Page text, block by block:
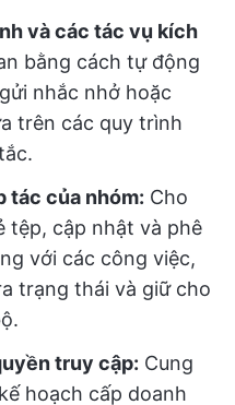
và các tác vụ kích
bằng cách tự động
nhắc nhở hoặc
trên các quy trình
tác của nhóm: Cho
tệp, cập nhật và phê
với các công việc,
trạng thái và giữ cho
truy cập: Cung
hoạch cấp doanh